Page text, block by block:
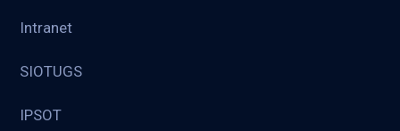
Intranet
SIOTUGS
IPSOT